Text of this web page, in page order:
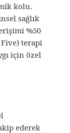
kolu.
sağlık
%50
terapi
için özel
ederek